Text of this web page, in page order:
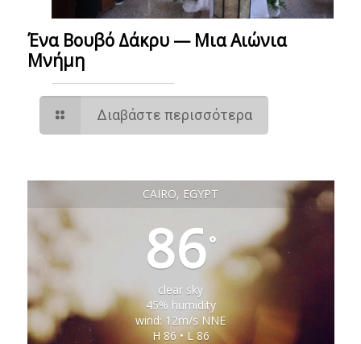
Ένα Βουβό Δάκρυ — Μια Αιώνια
Μνήμη
Διαβάστε περισσότερα
CAIRO, EGYPT
86°
clear sky
45% humidity
wind: 12m/s NNE
H 86 • L 86